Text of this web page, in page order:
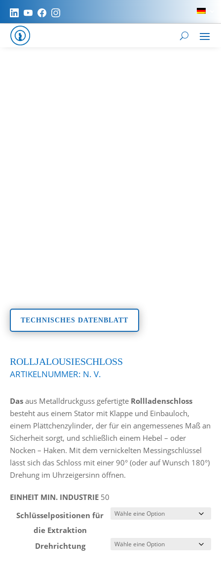
TECHNISCHES DATENBLATT
ROLLJALOUSIESCHLOSS
ARTIKELNUMMER: N. V.
Dasaus Metalldruckguss gefertigte Rollladenschloss
besteht aus einem Stator mit Klappe und Einbauloch,
einem Plättchenzylinder, der für ein angemessenes Maß an
Sicherheit sorgt, und schließlich einem Hebel – oder
Nocken – Haken. Mit dem vernickelten Messingschlüssel
lässt sich das Schloss mit einer 90° (oder auf Wunsch 180°)
Drehung im Uhrzeigersinn öffnen.
EINHEIT MIN. INDUSTRIE 50
Schlüsselpositionen für
die Extraktion
Drehrichtung